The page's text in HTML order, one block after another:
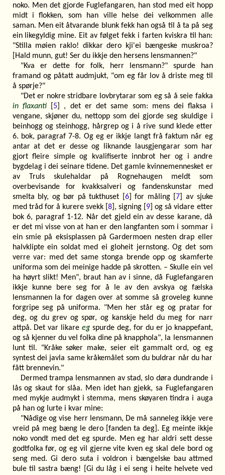
noko. Men det gjorde Fuglefangaren, han stod med eit hopp
midt i flokken, som han ville helse dei velkommen alle
saman. Men eit åtvarande blunk fekk han også til å ta på seg
ein likegyldig mine. Eit av følget fekk i farten kviskra til han:
"Stilla møien raklo! dikkar dero kji'ei bængeske muskroa?
[Hald munn, gut! Ser du ikkje den hersens lensmannen?"
"Kva er dette for folk, herr lensmann?" spurde han
framand og påtatt audmjukt, "om eg får lov å driste meg til
å spørje?"
"Det er nokre stridbare lovbrytarar som eg så å seie fakka
in flaxanti[5] , det er det same som: mens dei flaksa i
vengane, skjøner du, nettopp som dei gjorde seg skuldige i
beinhogg og steinhogg, hårgrep og i å rive sund klede etter
6. bok, paragraf 7-8. Og eg er ikkje langt frå faktum når eg
antar at det er desse og liknande lausgjengarar som har
gjort fleire simple og kvalifiserte innbrot her og i andre
bygdelag i dei seinare tidene. Det gamle kvinnemennesket er
av Truls skulehaldar på Rognehaugen meldt som
overbevisande for kvakksalveri og fandenskunstar med
smelta bly, og bør på tukthuset [6] for måling [7] av sjuke
med tråd for å kurere svekk [8], signing [9] og så vidare etter
bok 6, paragraf 1-12. Når det gjeld ein av desse karane, då
er det mi visse von at han er den langfanten som i sommar i
ein smie på eksisplassen på Gardermoen nesten drap eller
halvklipte ein soldat med ei gloheit jernstong. Og det som
verre var: med det same stonga brende opp og skamferte
uniforma som dei meinige hadde på skrotten. – Skulle ein vel
ha høyrt slikt! Men", braut han av i sinne, då Fuglefangaren
ikkje kunne bere seg for å le av den avskya og fælska
lensmannen la for dagen over at somme så groveleg kunne
forgripe seg på uniforma. "Men her står eg og pratar for
deg, og du grev og spør, og kanskje held du meg for narr
attpå. Det var likareeg spurde deg, for du er jo knappefant,
og så kjenner du vel folka dine på knapphola", la lensmannen
lunt til. "Kråke søker make, seier eit gammalt ord, og eg
syntest dei javla same kråkemålet som du buldrar når du har
fått brennevin."
Dermed trampa lensmannen av stad, slo døra dundrande i
lås og skaut for slåa. Men idet han gjekk, sa Fuglefangaren
med mykje audmykt i stemma, mens skøyaren tindra i auga
på han og lurte i kvar mine:
"Nådige og vise herr lensmann, De må sanneleg ikkje vere
vreid på meg bæng le dero [fanden ta deg]. Eg meinte ikkje
noko vondt med det eg spurde. Men eg har aldri sett desse
godtfolka før, og eg vil gjerne vite kven eg skal dele bord og
seng med. Gi dero suta i voldron i bængelske bau attmed
bule til sastra bæng! [Gi du låg i ei seng i heite helvete ved